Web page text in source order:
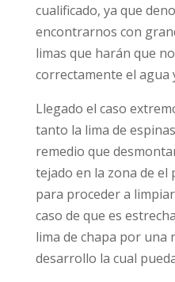
cualificado, ya que
encontrarnos con
limas que harán que
correctamente el agua
Llegado el caso
tanto la lima de
remedio que
tejado en la zona de el
para proceder a
caso de que es
lima de chapa por una
desarrollo la cual